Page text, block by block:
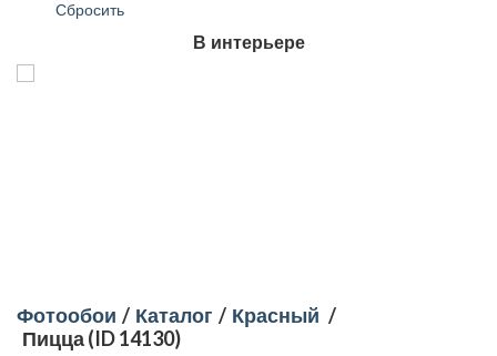
Сбросить
В интерьере
Фотообои / Каталог / Красный /
Пицца (ID 14130)